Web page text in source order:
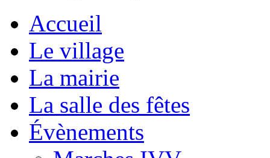
Accueil
Le village
La mairie
La salle des fêtes
Évènements